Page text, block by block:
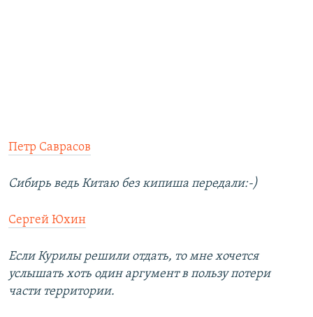
Петр Саврасов
Сибирь ведь Китаю без кипиша передали:-)
Сергей Юхин
Если Курилы решили отдать, то мне хочется
услышать хоть один аргумент в пользу потери
части территории.